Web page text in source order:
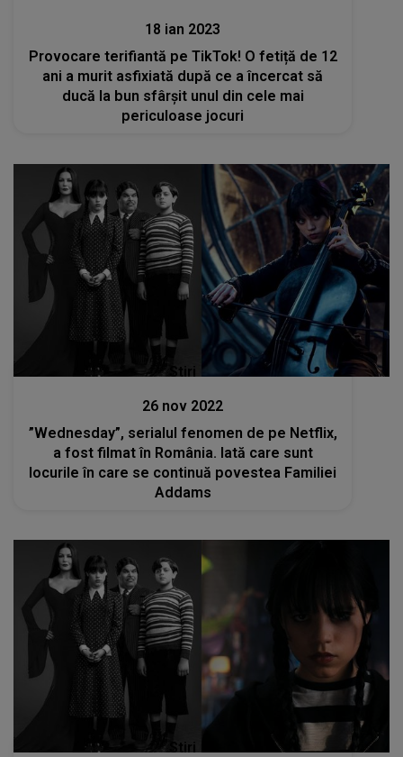
18 ian 2023
Provocare terifiantă pe TikTok! O fetiță de 12
ani a murit asfixiată după ce a încercat să
ducă la bun sfârșit unul din cele mai
periculoase jocuri
Stiri
26 nov 2022
”Wednesday”, serialul fenomen de pe Netflix,
a fost filmat în România. Iată care sunt
locurile în care se continuă povestea Familiei
Addams
Stiri